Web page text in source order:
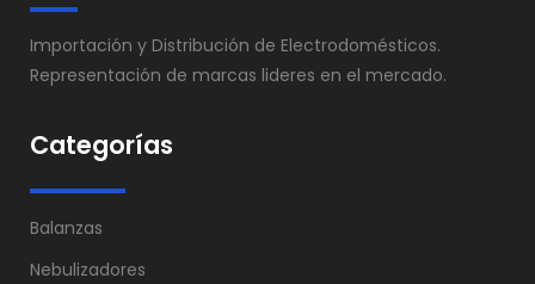
Importación y Distribución de Electrodomésticos.
Representación de marcas lideres en el mercado.
Categorías
Balanzas
Nebulizadores